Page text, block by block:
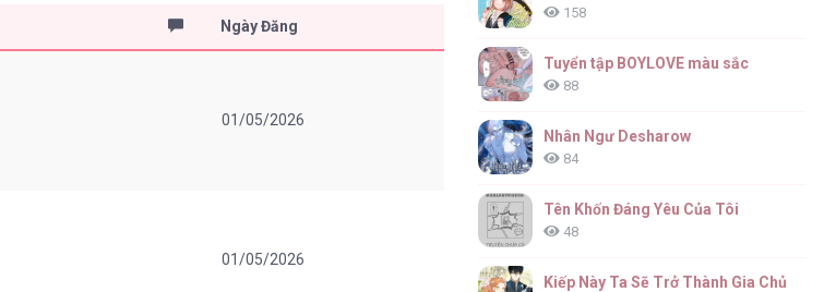
Ngày Đăng
01/05/2026
01/05/2026
158
Tuyển tập BOYLOVE màu sắc
88
Nhân Ngư Desharow
84
Tên Khốn Đáng Yêu Của Tôi
48
Kiếp Này Ta Sẽ Trở Thành Gia Chủ